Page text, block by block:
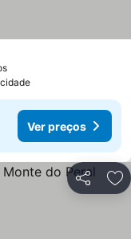
Ver preços
Partilhar